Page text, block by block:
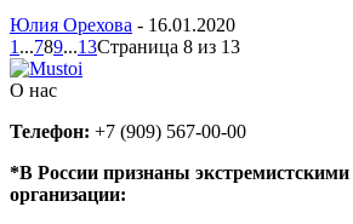
Юлия Орехова - 16.01.2020
1 ...789...13Страница 8 из 13
О нас
Телефон: +7 (909) 567-00-00
*В России признаны
организации: